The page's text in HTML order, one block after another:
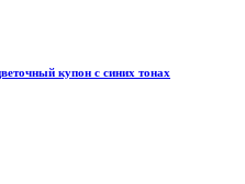
купон с синих тонах